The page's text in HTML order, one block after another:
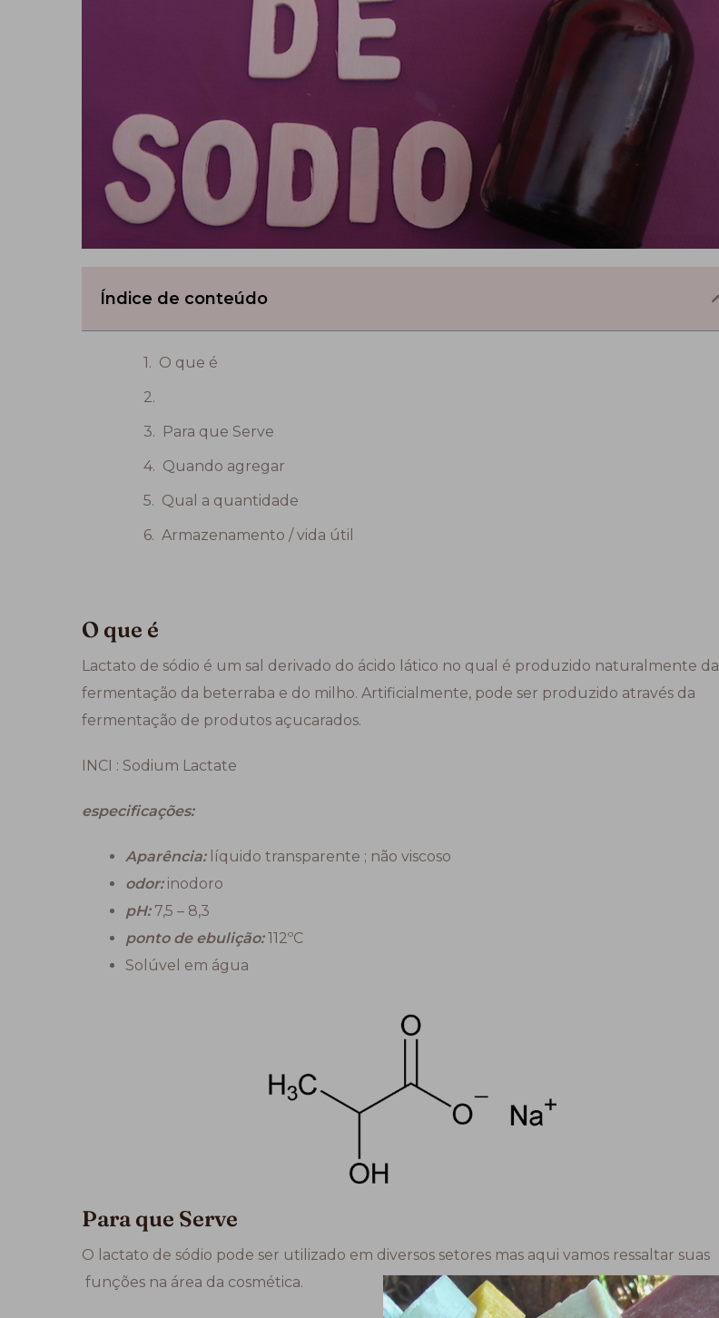
Índice de conteúdo
O que é
Para que Serve
Quando agregar
Qual a quantidade
Armazenamento / vida útil
O que é
Lactato de sódio é um sal derivado do ácido lático no qual é produzido naturalmente da
fermentação da beterraba e do milho. Artificialmente, pode ser produzido através da
fermentação de produtos açucarados.
INCI : Sodium Lactate
especificações:
Aparência:líquido transparente ; não viscoso
odor:inodoro
pH:7,5 – 8,3
ponto de ebulição:112ºC
Solúvel em água
Para que Serve
O lactato de sódio pode ser utilizado em diversos setores mas aqui vamos ressaltar suas
funções na área da cosmética.